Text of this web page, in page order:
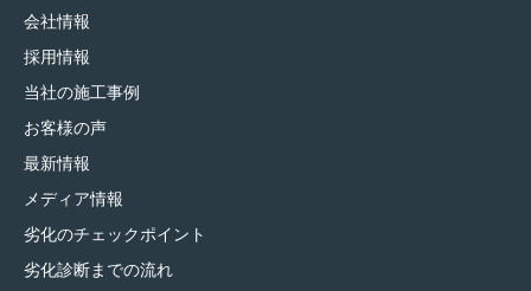
会社情報
採用情報
当社の施工事例
お客様の声
最新情報
メディア情報
劣化のチェックポイント
劣化診断までの流れ